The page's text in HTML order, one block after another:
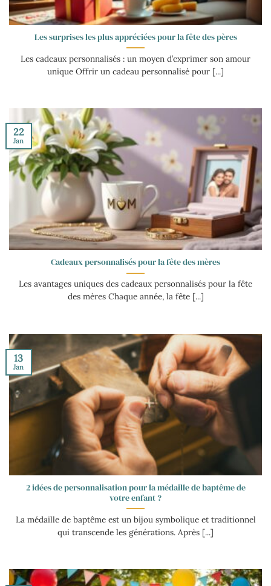
Les surprises les plus appréciées pour la fête des pères
Les cadeaux personnalisés : un moyen d’exprimer son amour
unique Offrir un cadeau personnalisé pour [...]
Cadeaux personnalisés pour la fête des mères
Les avantages uniques des cadeaux personnalisés pour la fête
des mères Chaque année, la fête [...]
22
Jan
2 idées de personnalisation pour la médaille de baptême de
votre enfant ?
La médaille de baptême est un bijou symbolique et traditionnel
qui transcende les générations. Après [...]
13
Jan